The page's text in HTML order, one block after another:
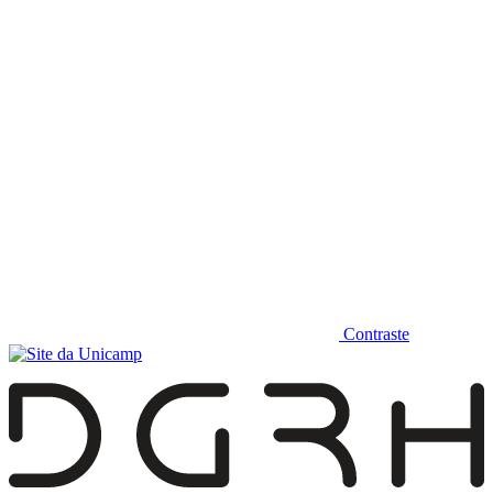
Contraste